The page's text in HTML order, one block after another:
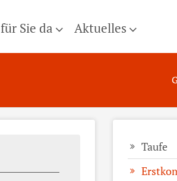
für Sie da Aktuelles
Taufe